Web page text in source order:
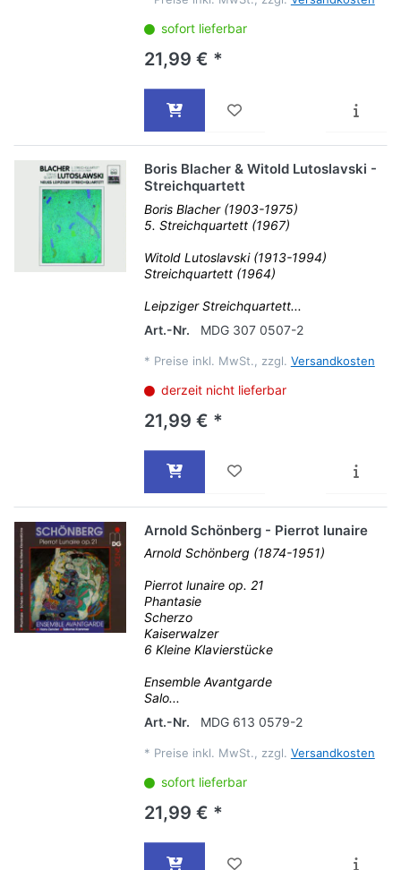
sofort lieferbar
21,99 € *
Boris Blacher & Witold Lutoslavski -
Streichquartett
Boris Blacher (1903-1975)
5. Streichquartett (1967)
Witold Lutoslavski (1913-1994)
Streichquartett (1964)
Leipziger Streichquartett...
Art.-Nr.
MDG 307 0507-2
* Preise inkl. MwSt., zzgl. Versandkosten
derzeit nicht lieferbar
21,99 € *
Arnold Schönberg - Pierrot lunaire
Arnold Schönberg (1874-1951)
Pierrot lunaire op. 21
Phantasie
Scherzo
Kaiserwalzer
6 Kleine Klavierstücke
Ensemble Avantgarde
Salo...
Art.-Nr.
MDG 613 0579-2
* Preise inkl. MwSt., zzgl. Versandkosten
sofort lieferbar
21,99 € *